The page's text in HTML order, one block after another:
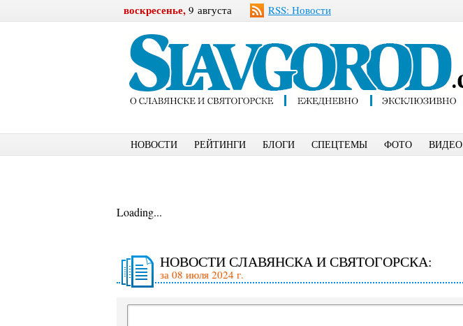
воскресенье, 9 августа RSS: Новости
НОВОСТИ РЕЙТИНГИ БЛОГИ СПЕЦТЕМЫ ФОТО ВИДЕО
Loading...
НОВОСТИ СЛАВЯНСКА И СВЯТОГОРСКА:
за 08 июля 2024 г.